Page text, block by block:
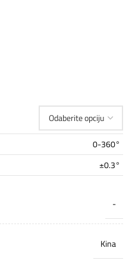
0-360°
±0.3°
-
Kina